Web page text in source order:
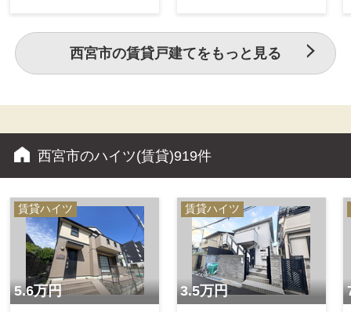
西宮市の賃貸戸建てをもっと見る
西宮市のハイツ(賃貸)919件
賃貸ハイツ
5.6万円
賃貸ハイツ
3.5万円